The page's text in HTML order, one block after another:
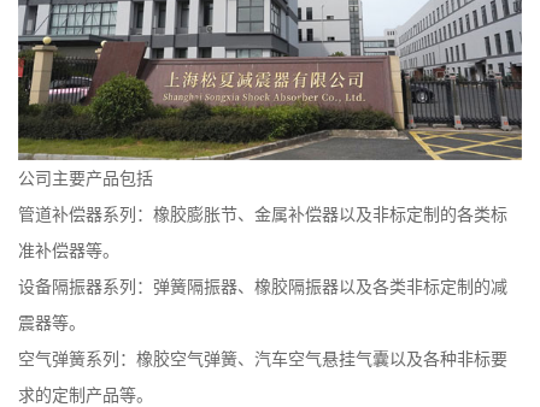
公司主要产品包括
管道补偿器系列：橡胶膨胀节、金属补偿器以及非标定制的各类标
准补偿器等。
设备隔振器系列：弹簧隔振器、橡胶隔振器以及各类非标定制的减
震器等。
空气弹簧系列：橡胶空气弹簧、汽车空气悬挂气囊以及各种非标要
求的定制产品等。